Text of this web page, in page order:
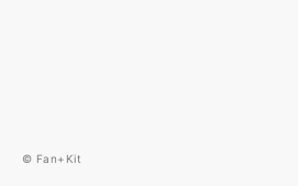
© Fan+Kit